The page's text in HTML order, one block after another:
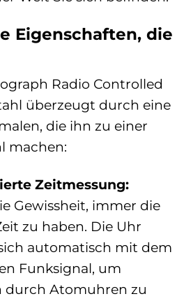
Eigenschaften, die
Radio Controlled
überzeugt durch eine
die ihn zu einer
machen:
Zeitmessung:
Gewissheit, immer die
zu haben. Die Uhr
automatisch mit dem
Funksignal, um
durch Atomuhren zu